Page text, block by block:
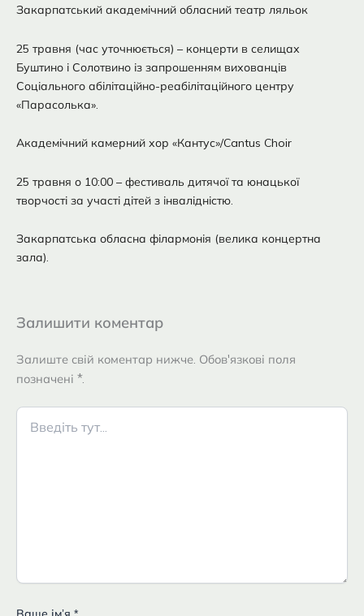
Закарпатський академічний обласний театр ляльок
25 травня (час уточнюється) – концерти в селищах
Буштино і Солотвино із запрошенням вихованців
Соціального абілітаційно-реабілітаційного центру
«Парасолька».
Академічний камерний хор «Кантус»/Cantus Choir
25 травня о 10:00 – фестиваль дитячої та юнацької
творчості за участі дітей з інвалідністю.
Закарпатська обласна філармонія (велика концертна
зала).
Залишити коментар
Залиште свій коментар нижче. Обов'язкові поля
позначені *.
Введіть
тут...